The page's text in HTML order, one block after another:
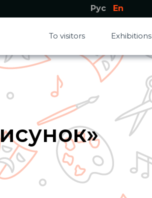
Рус En
To visitors Exhibitions